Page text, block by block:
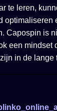
te leren,
optimaliseren
Capospin is
een mindset
in de lange